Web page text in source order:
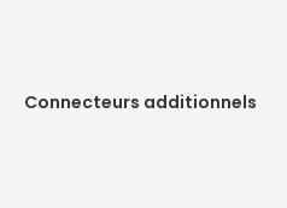
Connecteurs additionnels